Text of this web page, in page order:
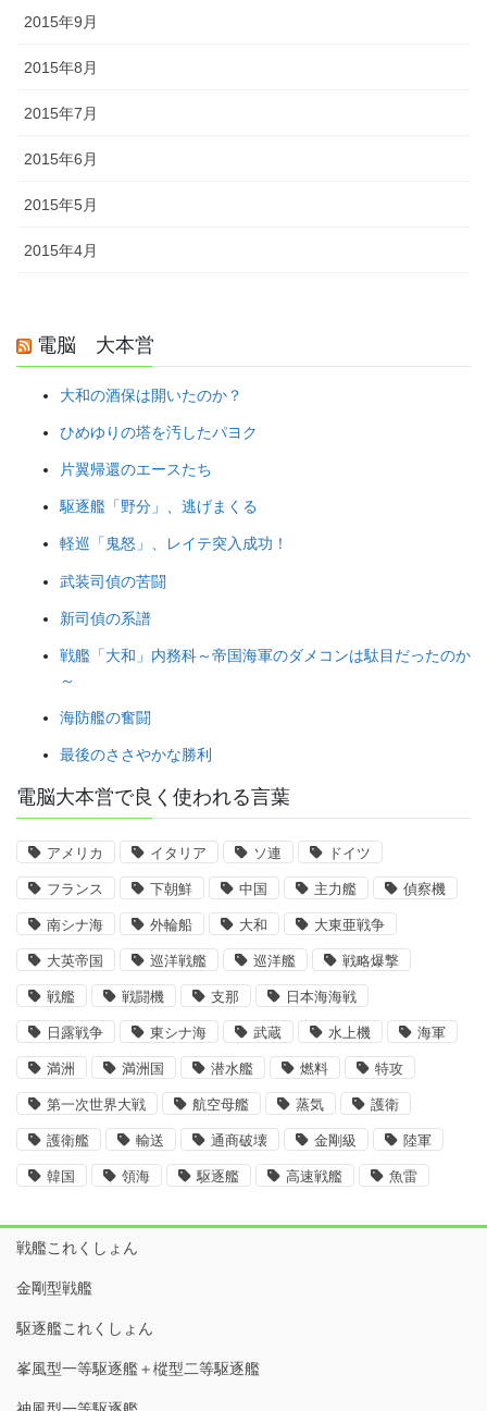
2015年9月
2015年8月
2015年7月
2015年6月
2015年5月
2015年4月
電脳 大本営
大和の酒保は開いたのか？
ひめゆりの塔を汚したパヨク
片翼帰還のエースたち
駆逐艦「野分」、逃げまくる
軽巡「鬼怒」、レイテ突入成功！
武装司偵の苦闘
新司偵の系譜
戦艦「大和」内務科～帝国海軍のダメコンは駄目だったのか
～
海防艦の奮闘
最後のささやかな勝利
電脳大本営で良く使われる言葉
アメリカ イタリア ソ連 ドイツ
フランス 下朝鮮 中国 主力艦 偵察機
南シナ海 外輪船 大和 大東亜戦争
大英帝国 巡洋戦艦 巡洋艦 戦略爆撃
戦艦 戦闘機 支那 日本海海戦
日露戦争 東シナ海 武蔵 水上機 海軍
満洲 満洲国 潜水艦 燃料 特攻
第一次世界大戦 航空母艦 蒸気 護衛
護衛艦 輸送 通商破壊 金剛級 陸軍
韓国 領海 駆逐艦 高速戦艦 魚雷
戦艦これくしょん
金剛型戦艦
駆逐艦これくしょん
峯風型一等駆逐艦＋樅型二等駆逐艦